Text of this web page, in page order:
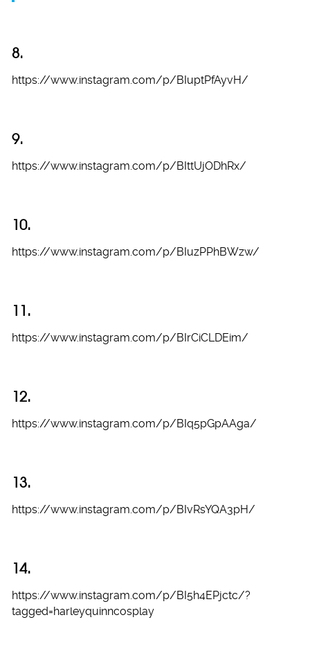
8.
https://www.instagram.com/p/BIuptPfAyvH/
9.
https://www.instagram.com/p/BIttUjODhRx/
10.
https://www.instagram.com/p/BIuzPPhBWzw/
11.
https://www.instagram.com/p/BIrCiCLDEim/
12.
https://www.instagram.com/p/BIq5pGpAAga/
13.
https://www.instagram.com/p/BIvRsYQA3pH/
14.
https://www.instagram.com/p/BI5h4EPjctc/?
tagged=harleyquinncosplay